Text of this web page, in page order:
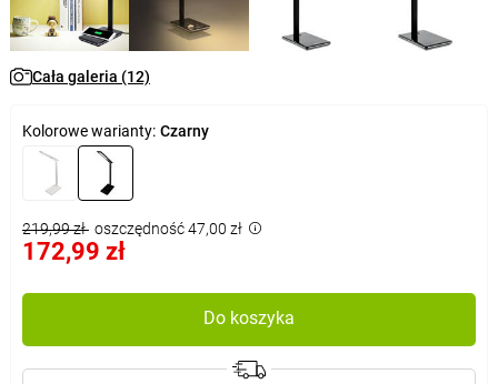
Cała galeria (12)
Kolorowe warianty: Czarny
219,99 zł oszczędność 47,00 zł
172,99 zł
Do koszyka